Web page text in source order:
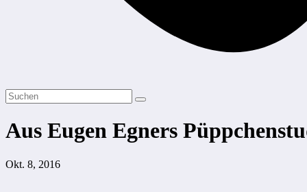
Aus Eugen Egners
Okt. 8, 2016